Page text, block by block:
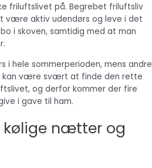
friluftslivet på. Begrebet friluftsliv
være aktiv udendørs og leve i det
i skoven, samtidig med at man
i hele sommerperioden, mens andre
kan være svært at finde den rette
og derfor kommer der fire
i gave til ham.
nætter og